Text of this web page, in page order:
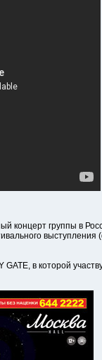
концерт группы в
выступления
в которой